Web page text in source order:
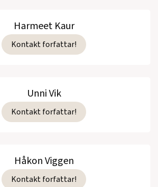
Harmeet Kaur
Kontakt forfattar!
Unni Vik
Kontakt forfattar!
Håkon Viggen
Kontakt forfattar!